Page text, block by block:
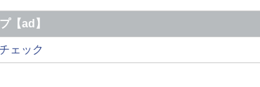
【ad】
ェック